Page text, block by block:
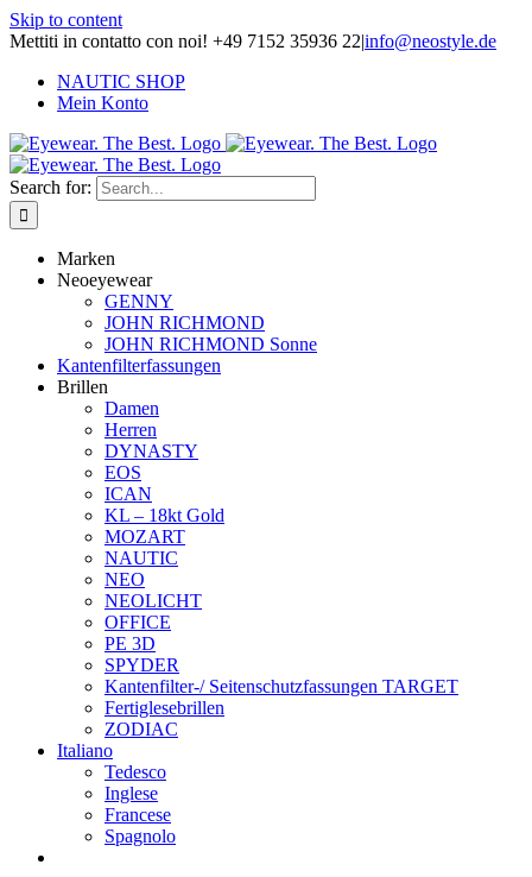
Skip to content
Mettiti in contatto con noi! +49 7152 35936 22|info@neostyle.de
NAUTIC SHOP
Mein Konto
Search for:
Marken
Neoeyewear
GENNY
JOHN RICHMOND
JOHN RICHMOND Sonne
Kantenfilterfassungen
Brillen
Damen
Herren
DYNASTY
EOS
ICAN
KL – 18kt Gold
MOZART
NAUTIC
NEO
NEOLICHT
OFFICE
PE 3D
SPYDER
Kantenfilter-/ Seitenschutzfassungen TARGET
Fertiglesebrillen
ZODIAC
Italiano
Tedesco
Inglese
Francese
Spagnolo